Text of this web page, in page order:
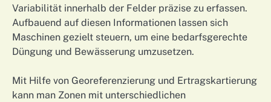
Variabilität innerhalb der Felder präzise zu erfassen.
Aufbauend auf diesen Informationen lassen sich
Maschinen gezielt steuern, um eine bedarfsgerechte
Düngung und Bewässerung umzusetzen.
Mit Hilfe von Georeferenzierung und Ertragskartierung
kann man Zonen mit unterschiedlichen